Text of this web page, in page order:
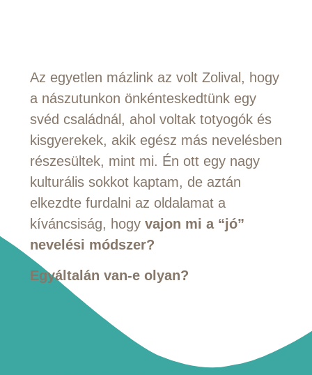
Az egyetlen mázlink az volt Zolival, hogy
a nászutunkon önkénteskedtünk egy
svéd családnál, ahol voltak totyogók és
kisgyerekek, akik egész más nevelésben
részesültek, mint mi. Én ott egy nagy
kulturális sokkot kaptam, de aztán
elkezdte furdalni az oldalamat a
kíváncsiság, hogy vajon mi a “jó”
nevelési módszer?
Egyáltalán van-e olyan?